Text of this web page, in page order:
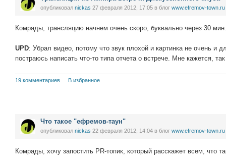
опубликовал nickas 27 февраля 2012, 17:05 в блог www.efremov-town.ru
Комрады, трансляцию начнем очень скоро, буквально через 30
UPD: Убрал видео, потому что звук плохой и картинка не очень и
постраюсь написать что-то типа отчета о встрече. Мне кажется,
19 комментариев В избранное
Что такое "ефремов-таун"
опубликовал nickas 22 февраля 2012, 14:04 в блог www.efremov-town.ru
Комрады, хочу запостить PR-топик, который расскажет всем, что